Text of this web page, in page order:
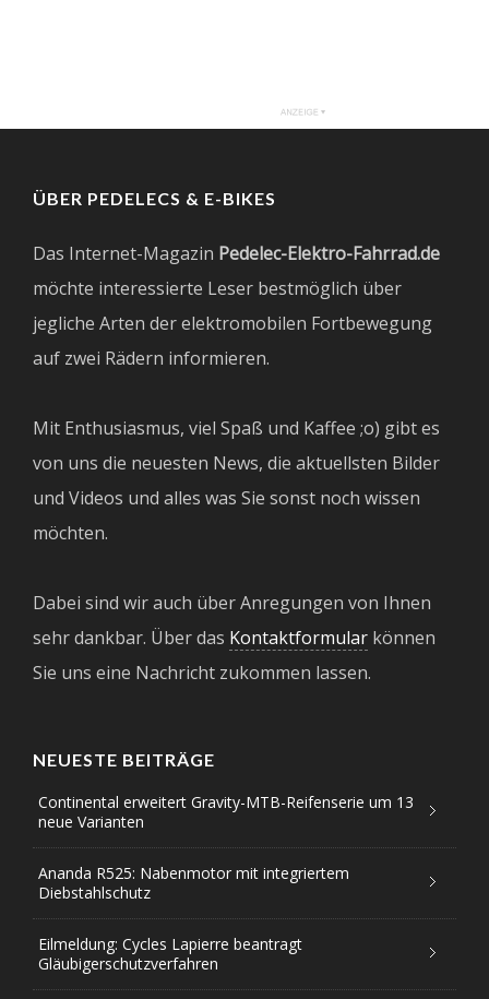
ÜBER PEDELECS & E-BIKES
Das Internet-Magazin Pedelec-Elektro-Fahrrad.de
möchte interessierte Leser bestmöglich über
jegliche Arten der elektromobilen Fortbewegung
auf zwei Rädern informieren.
Mit Enthusiasmus, viel Spaß und Kaffee ;o) gibt es
von uns die neuesten News, die aktuellsten Bilder
und Videos und alles was Sie sonst noch wissen
möchten.
Dabei sind wir auch über Anregungen von Ihnen
sehr dankbar. Über das Kontaktformular können
Sie uns eine Nachricht zukommen lassen.
NEUESTE BEITRÄGE
Continental erweitert Gravity-MTB-Reifenserie um 13
neue Varianten
Ananda R525: Nabenmotor mit integriertem
Diebstahlschutz
Eilmeldung: Cycles Lapierre beantragt
Gläubigerschutzverfahren